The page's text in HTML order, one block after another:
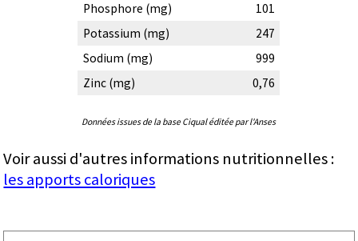
Phosphore (mg)
101
Potassium (mg)
247
Sodium (mg)
999
Zinc (mg)
0,76
Données issues de la base Ciqual éditée par l'Anses
Voir aussi d'autres informations nutritionnelles :
les apports caloriques